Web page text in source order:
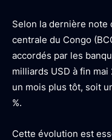
Selon la dernière note
centrale du Congo
accordés par les
milliards USD à fin
un mois plus tôt, soit
%.
Cette évolution est